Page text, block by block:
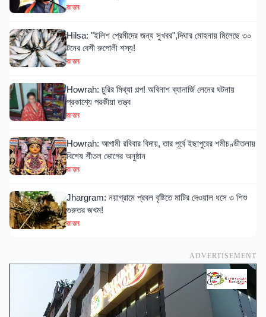
রাজ্য
Hilsa: "ইলিশ প্রেমীদের জন্য সুখবর",দিঘার মোহনায় মিলেছে ৩০
টনের বেশী রুপোলী শস্য!
রাজ্য
Howrah: চুরির মিথ্যা গল্প! অবিনাশ ব্যানার্জি লেনের ঘটনায়
প্রকাশ্যে পরকীয়া তত্ত্ব
রাজ্য
Howrah: আগামী রবিবার বিদায়, তার পূর্বে ইছাপুরের শমীচণ্ডীতলায়
বিশেষ শীতল ভোগের অনুষ্ঠান
রাজ্য
Jhargram: নয়াগ্রামে প্রবল বৃষ্টিতে মাটির দেওয়াল ধসে ৩ শিশু
গুরুতর জখম!
রাজ্য
ADVERTISEMENT